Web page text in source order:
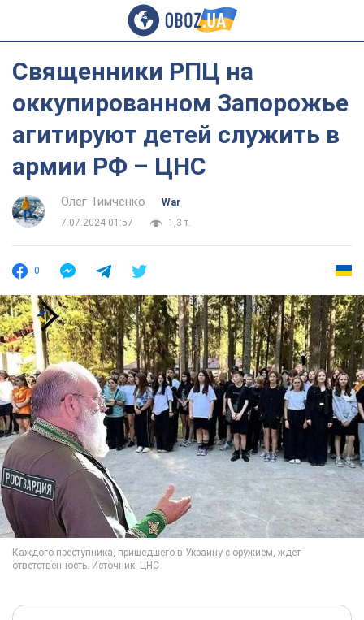
Священники РПЦ на
оккупированном Запорожье
агитируют детей служить в
армии РФ – ЦНС
Олег Тимченко
War
7.07.2024 01:57
1,3 т.
0